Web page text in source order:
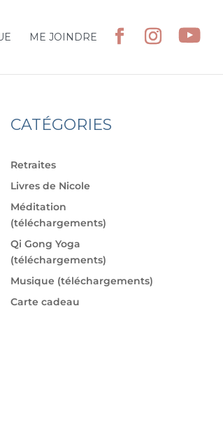
ME JOINDRE
CATÉGORIES
Retraites
Livres de Nicole
Méditation
(téléchargements)
Qi Gong Yoga
(téléchargements)
Musique (téléchargements)
Carte cadeau